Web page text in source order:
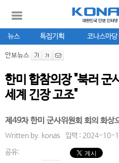
뉴스 특집기획 코나스마당
안보뉴스
한미 합참의장 "북러 군
세계 긴장 고조"
제49차 한미 군사위원회 회의 화상
Written by. konas 입력 : 2024-10-
공유: